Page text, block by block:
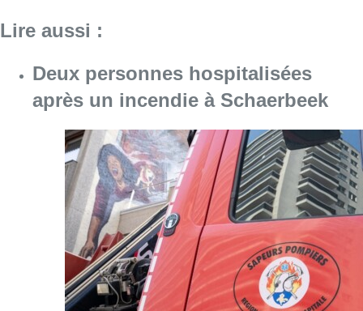
Lire aussi :
Deux personnes hospitalisées
après un incendie à Schaerbeek